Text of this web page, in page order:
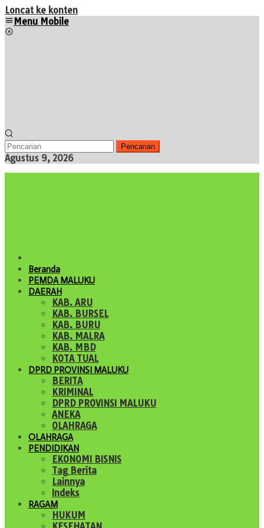
Loncat ke konten
Menu Mobile
Pencarian
Agustus 9, 2026
Beranda
PEMDA MALUKU
DAERAH
KAB. ARU
KAB. BURSEL
KAB. BURU
KAB. MALRA
KAB. MBD
KOTA TUAL
DPRD PROVINSI MALUKU
BERITA
KRIMINAL
DPRD PROVINSI MALUKU
ANEKA
OLAHRAGA
OLAHRAGA
PENDIDIKAN
EKONOMI BISNIS
Tag Berita
Lainnya
Indeks
RAGAM
HUKUM